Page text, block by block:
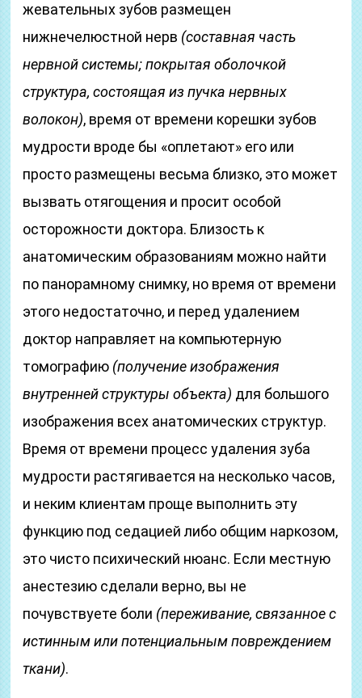
жевательных зубов размещен
нижнечелюстной нерв (составная часть
нервной системы; покрытая оболочкой
структура, состоящая из пучка нервных
волокон), время от времени корешки зубов
мудрости вроде бы «оплетают» его или
просто размещены весьма близко, это может
вызвать отягощения и просит особой
осторожности доктора. Близость к
анатомическим образованиям можно найти
по панорамному снимку, но время от времени
этого недостаточно, и перед удалением
доктор направляет на компьютерную
томографию (получение изображения
внутренней структуры объекта) для большого
изображения всех анатомических структур.
Время от времени процесс удаления зуба
мудрости растягивается на несколько часов,
и неким клиентам проще выполнить эту
функцию под седацией либо общим наркозом,
это чисто психический нюанс. Если местную
анестезию сделали верно, вы не
почувствуете боли (переживание, связанное с
истинным или потенциальным повреждением
ткани).